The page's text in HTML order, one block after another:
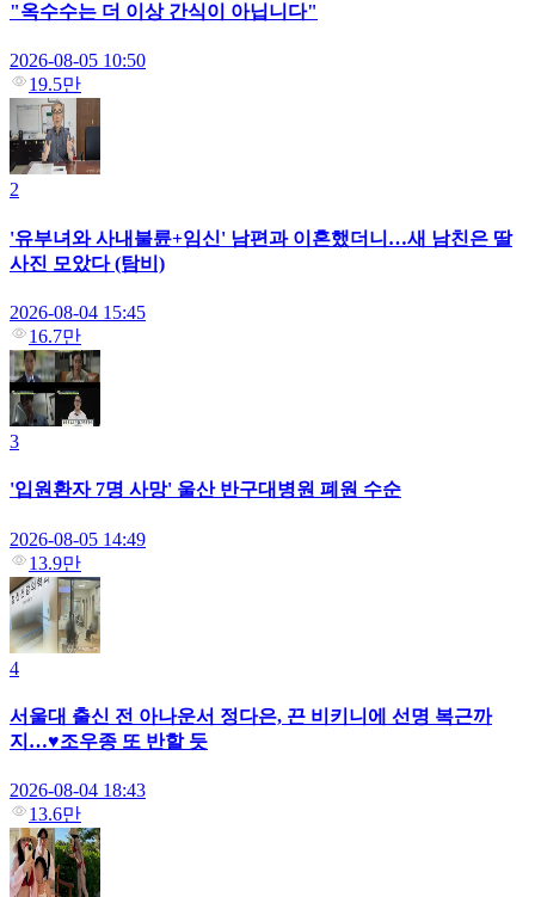
"옥수수는 더 이상 간식이 아닙니다"
2026-08-05 10:50
19.5만
2
'유부녀와 사내불륜+임신' 남편과 이혼했더니…새 남친은 딸
사진 모았다 (탐비)
2026-08-04 15:45
16.7만
3
'입원환자 7명 사망' 울산 반구대병원 폐원 수순
2026-08-05 14:49
13.9만
4
서울대 출신 전 아나운서 정다은, 끈 비키니에 선명 복근까
지…♥조우종 또 반할 듯
2026-08-04 18:43
13.6만